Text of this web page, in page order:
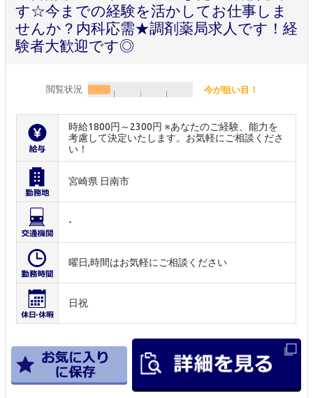
す☆今までの経験を活かしてお仕事しま
せんか？内科応需★調剤薬局求人です！経
験者大歓迎です◎
閲覧状況 今が狙い目！
時給1800円～2300円 ※あなたのご経験、能力を
考慮して決定いたします。お気軽にご相談くださ
い！
宮崎県 日南市
-
曜日,時間はお気軽にご相談ください
日祝